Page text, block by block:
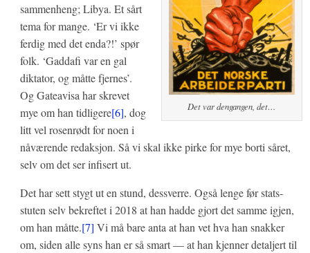
Det var dengangen, det…
sammenheng; Libya. Et sårt
tema for mange. ‘Er vi ikke
ferdig med det enda?!’ spør
folk. ‘Gaddafi var en gal
diktator, og måtte fjernes’.
Og Gateavisa har skrevet
mye om han tidligere[6], dog
litt vel rosenrødt for noen i
nåværende redaksjon. Så vi skal ikke pirke for mye borti såret,
selv om det ser infisert ut.
Det har sett stygt ut en stund, dessverre. Også lenge før stats-
stuten selv bekreftet i 2018 at han hadde gjort det samme igjen,
om han måtte.[7] Vi må bare anta at han vet hva han snakker
om, siden alle syns han er så smart — at han kjenner detaljert til